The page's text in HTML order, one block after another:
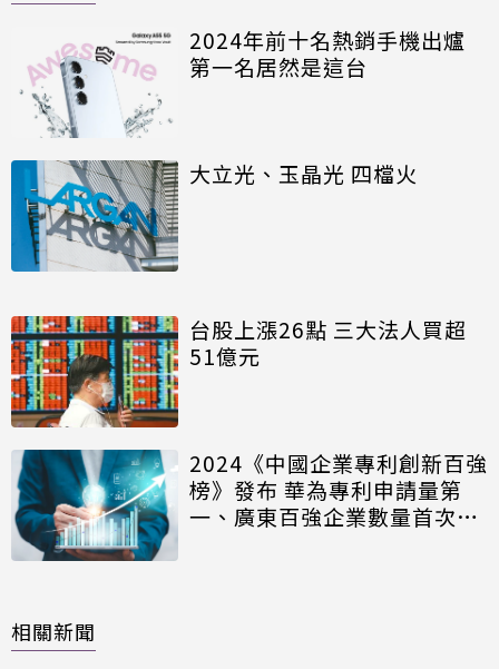
2024年前十名熱銷手機出爐
第一名居然是這台
大立光、玉晶光 四檔火
台股上漲26點 三大法人買超
51億元
2024《中國企業專利創新百強
榜》發布 華為專利申請量第
一、廣東百強企業數量首次領
相關新聞